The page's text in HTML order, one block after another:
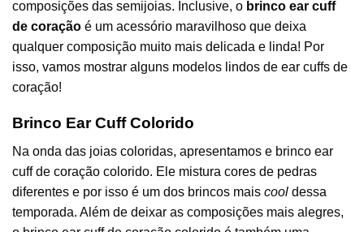
composições das semijoias. Inclusive, o brinco ear cuff
de coração é um acessório maravilhoso que deixa
qualquer composição muito mais delicada e linda! Por
isso, vamos mostrar alguns modelos lindos de ear cuffs de
coração!
Brinco Ear Cuff Colorido
Na onda das joias coloridas, apresentamos e brinco ear
cuff de coração colorido. Ele mistura cores de pedras
diferentes e por isso é um dos brincos mais cool dessa
temporada. Além de deixar as composições mais alegres,